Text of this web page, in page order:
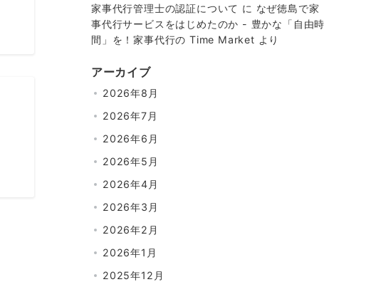
家事代行管理士の認証について に なぜ徳島で家
事代行サービスをはじめたのか - 豊かな「自由時
間」を！家事代行の Time Market より
アーカイブ
2026年8月
2026年7月
2026年6月
2026年5月
2026年4月
2026年3月
2026年2月
2026年1月
2025年12月